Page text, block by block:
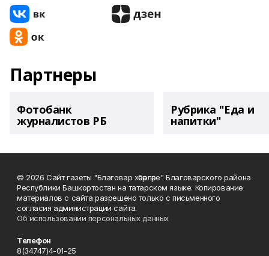
Партнеры
Фотобанк
журналистов РБ
Рубрика "Еда и
напитки"
© 2026 Сайт газеты "Благовар хәбәрләре" Благоварского района
Республики Башкортостан на татарском языке. Копирование
материалов с сайта разрешено только с письменного
согласия администрации сайта.
Об использовании персональных данных
Телефон
8(34747)4-01-25